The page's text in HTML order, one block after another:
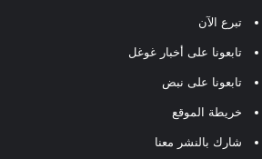
تبرع الآن
تابعونا على أخبار غوغل
تابعونا على نبض
خريطة الموقع
شارك بالنشر معنا